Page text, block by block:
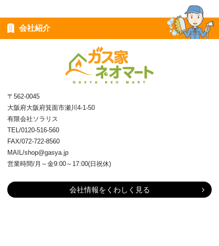
会社紹介
〒562-0045
大阪府大阪府箕面市瀬川4-1-50
有限会社ソラリス
TEL/0120-516-560
FAX/072-722-8560
MAIL/shop@gasya.jp
営業時間/月～金9:00～17:00(日祝休)
会社情報をくわしく見る